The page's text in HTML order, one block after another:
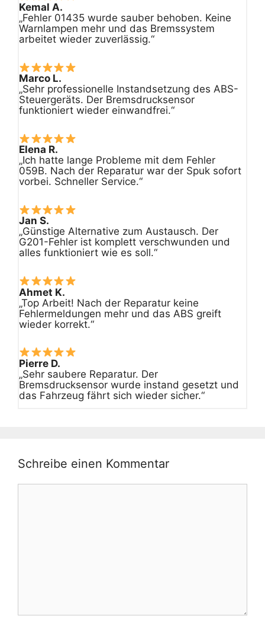
Kemal A.
„Fehler 01435 wurde sauber behoben. Keine
Warnlampen mehr und das Bremssystem
arbeitet wieder zuverlässig.“
Marco L.
„Sehr professionelle Instandsetzung des ABS-
Steuergeräts. Der Bremsdrucksensor
funktioniert wieder einwandfrei.“
Elena R.
„Ich hatte lange Probleme mit dem Fehler
059B. Nach der Reparatur war der Spuk sofort
vorbei. Schneller Service.“
Jan S.
„Günstige Alternative zum Austausch. Der
G201-Fehler ist komplett verschwunden und
alles funktioniert wie es soll.“
Ahmet K.
„Top Arbeit! Nach der Reparatur keine
Fehlermeldungen mehr und das ABS greift
wieder korrekt.“
Pierre D.
„Sehr saubere Reparatur. Der
Bremsdrucksensor wurde instand gesetzt und
das Fahrzeug fährt sich wieder sicher.“
Schreibe einen Kommentar
Kommentar